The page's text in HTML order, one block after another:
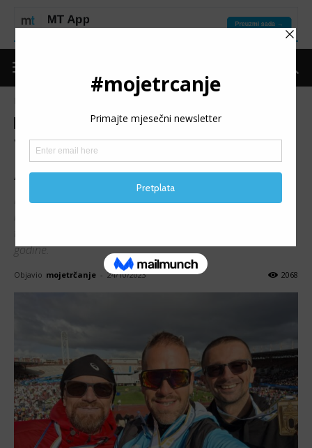
Izdvojeno Moje iskustvo
VEDRAN MILISAV: Put do
Amsterdam maratona
Ideja trčanja maratona je nastala poprilično iznenada
negdje početkom 2023. godine kada su se par prijatelja
trkača vratili iz Amsterdama gdje su išli na doček nove
godine.
Objavio mojetrčanje - 24/10/2023 2068